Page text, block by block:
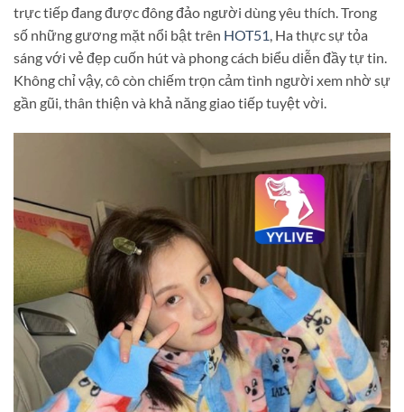
trực tiếp đang được đông đảo người dùng yêu thích. Trong
số những gương mặt nổi bật trên HOT51, Ha thực sự tỏa
sáng với vẻ đẹp cuốn hút và phong cách biểu diễn đầy tự tin.
Không chỉ vậy, cô còn chiếm trọn cảm tình người xem nhờ sự
gần gũi, thân thiện và khả năng giao tiếp tuyệt vời.